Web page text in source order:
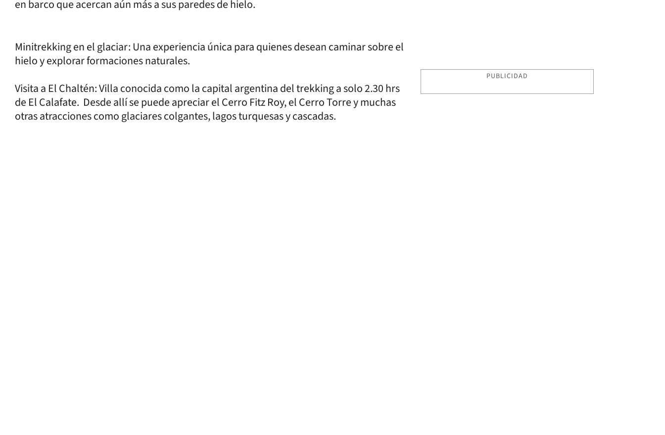
en barco que acercan aún más a sus paredes de hielo.
Minitrekking en el glaciar: Una experiencia única para quienes desean caminar sobre el
hielo y explorar formaciones naturales.
Visita a El Chaltén: Villa conocida como la capital argentina del trekking a solo 2.30 hrs
de El Calafate. Desde allí se puede apreciar el Cerro Fitz Roy, el Cerro Torre y muchas
otras atracciones como glaciares colgantes, lagos turquesas y cascadas.
PUBLICIDAD